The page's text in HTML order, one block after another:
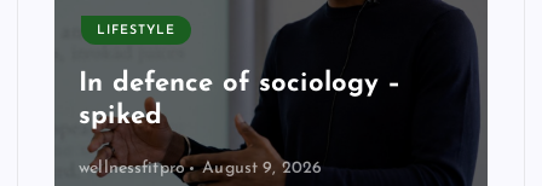
LIFESTYLE
In defence of sociology –
spiked
wellnessfitpro August 9, 2026